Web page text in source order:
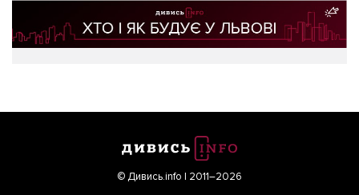
© Дивись.info | 2011–2026